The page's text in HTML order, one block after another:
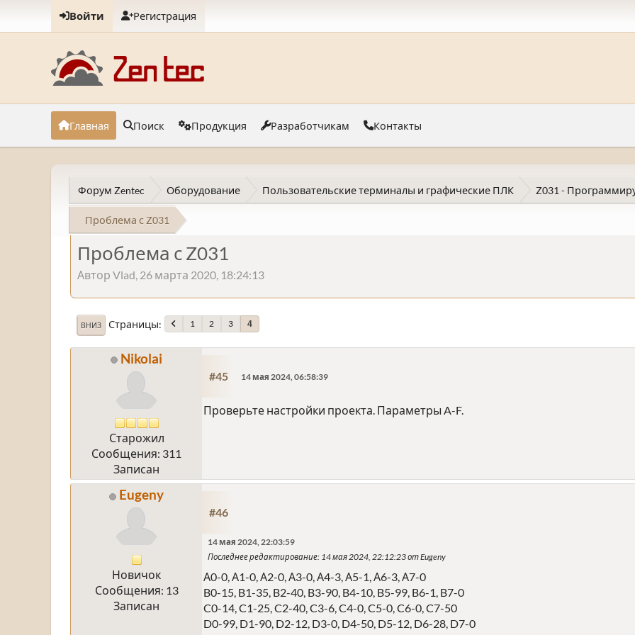
Войти Регистрация
Главная Поиск Продукция Разработчикам Контакты
Форум Zentec Оборудование Пользовательские терминалы и графические ПЛК Z031 -
Проблема с Z031
Проблема с Z031
Автор Vlad, 26 марта 2020, 18:24:13
ВНИЗ Страницы 1 2 3 4
Nikolai
Старожил
Сообщения: 311
Записан
#45 14 мая 2024, 06:58:39
Проверьте настройки проекта. Параметры A-F.
Eugeny
Новичок
Сообщения: 13
Записан
#46
14 мая 2024, 22:03:59
Последнее редактирование: 14 мая 2024, 22:12:23 от Eugeny
А0-0, А1-0, А2-0, А3-0, А4-3, А5-1, А6-3, А7-0
B0-15, B1-35, B2-40, B3-90, B4-10, B5-99, B6-1, B7-0
C0-14, C1-25, C2-40, C3-6, C4-0, C5-0, C6-0, C7-50
D0-99, D1-90, D2-12, D3-0, D4-50, D5-12, D6-28, D7-0